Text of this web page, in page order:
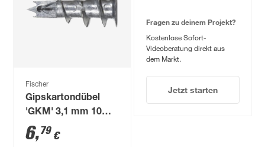
Fischer
Gipskartondübel
'GKM' 3,1 mm 10
Stück
6,79 €
Fragen zu deinem Projekt?
Kostenlose Sofort-
Videoberatung direkt aus
dem Markt.
Jetzt starten